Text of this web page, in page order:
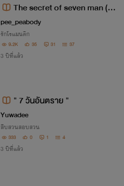
The secret of seven man (7เค
ล็ดลับความรัก)
pee_peabody
รักโรแมนติก
9.2K 35 31 37
3 ปีที่แล้ว
" 7 วันอันตราย "
Yuwadee
สืบสวนสอบสวน
333 0 1 4
3 ปีที่แล้ว